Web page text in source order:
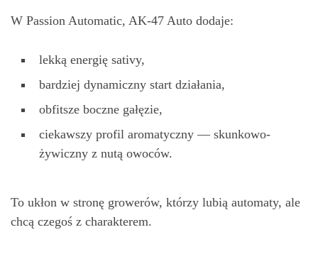
W Passion Automatic, AK-47 Auto dodaje:
lekką energię sativy,
bardziej dynamiczny start działania,
obfitsze boczne gałęzie,
ciekawszy profil aromatyczny — skunkowo-
żywiczny z nutą owoców.
To ukłon w stronę growerów, którzy lubią automaty, ale
chcą czegoś z charakterem.